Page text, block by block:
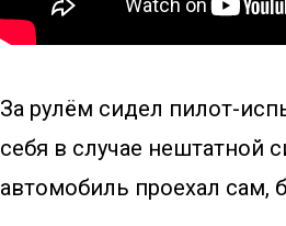
За рулём сидел пилот-
себя в случае нештатной
автомобиль проехал сам,